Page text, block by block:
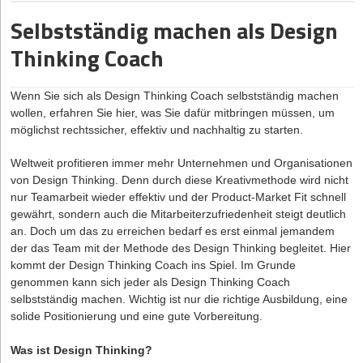
nach Gründung zu erwarten?
Was sind die Stärken und Schwächen des Unternehmens?
Welche Chancen und Risiken birgt der Markt?
Welcher Kapitalbedarf resultiert aus der Planung und wie
kann eine Finanzierung erfolgen?
Wer sich mit einem Foodtruck selbständig machen will, kommt
auch um das ThemaFinanzierung nicht herum. Eigentlich solltest
du dich schon während der Businessplanerstellung damit
auseinandersetzen. Hierzu zählen im Detail die Umsatz- und
Gewinnplanung, die Unternehmensfinanzierung sowie die
Einnahmen-Überschuss-Rechnung (EÜR).
Feedback einholen und testen, testen, testen
Leider kann man nie mit Sicherheit abschätzen, ob das eigene
Speisen bereits vorab zu testen und Feedback einzuholen.
Grundlagen einer erfolgreichen Kreditberatung
Eine effektive Kreditberatung erfordert ein solides Fundament
Schlüsselelementen gehören die Bewertung der Kreditwürdigkeit,
die Durchführung von Finanzanalysen und die Einschätzung von
Risiken.
bei der Beurteilung seiner Fähigkeit, einen Kredit
zurückzuzahlen. Hierbei spielen Aspekte wie
Einkommenssituation, Vermögenswerte und Zahlungshistorie
eine wichtige Rolle. Eine gründliche Finanzanalyse ermöglicht es
dem Berater, ein umfassendes Bild der finanziellen Situation des
Kunden zu gewinnen und maßgeschneiderte Lösungen zu
entwickeln.
Die Risikobewertung ist ein weiterer essentieller Bestandteil der
Kreditberatung. Hierbei werden potenzielle Risiken identifiziert
auswirken könnten. Dazu gehören beispielsweise:
Selbstständig machen als Design
Thinking Coach
Wenn Sie sich als Design Thinking Coach selbstständig machen
wollen, erfahren Sie hier, was Sie dafür mitbringen müssen, um
möglichst rechtssicher, effektiv und nachhaltig zu starten.
Weltweit profitieren immer mehr Unternehmen und Organisationen
von Design Thinking. Denn durch diese Kreativmethode wird nicht
nur Teamarbeit wieder effektiv und der Product-Market Fit schnell
gewährt, sondern auch die Mitarbeiterzufriedenheit steigt deutlich
an. Doch um das zu erreichen bedarf es erst einmal jemandem
der das Team mit der Methode des Design Thinking begleitet. Hier
kommt der Design Thinking Coach ins Spiel. Im Grunde
genommen kann sich jeder als Design Thinking Coach
selbstständig machen. Wichtig ist nur die richtige Ausbildung, eine
solide Positionierung und eine gute Vorbereitung.
Was ist Design Thinking?